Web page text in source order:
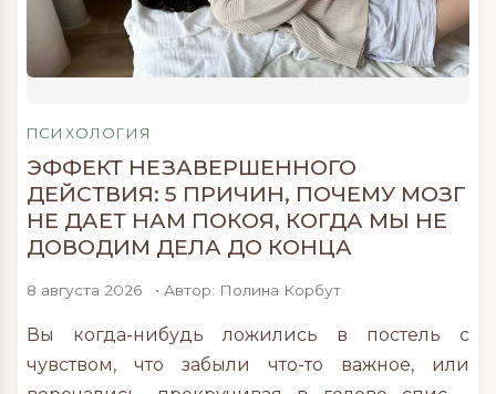
ПСИХОЛОГИЯ
ЭФФЕКТ НЕЗАВЕРШЕННОГО
ДЕЙСТВИЯ: 5 ПРИЧИН, ПОЧЕМУ МОЗГ
НЕ ДАЕТ НАМ ПОКОЯ, КОГДА МЫ НЕ
ДОВОДИМ ДЕЛА ДО КОНЦА
8 августа 2026 • Автор: Полина Корбут
Вы когда-нибудь ложились в постель с
чувством, что забыли что-то важное, или